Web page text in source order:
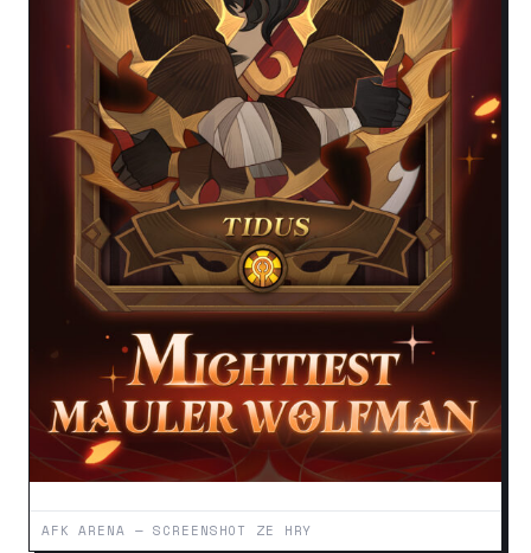
AFK ARENA — SCREENSHOT ZE HRY